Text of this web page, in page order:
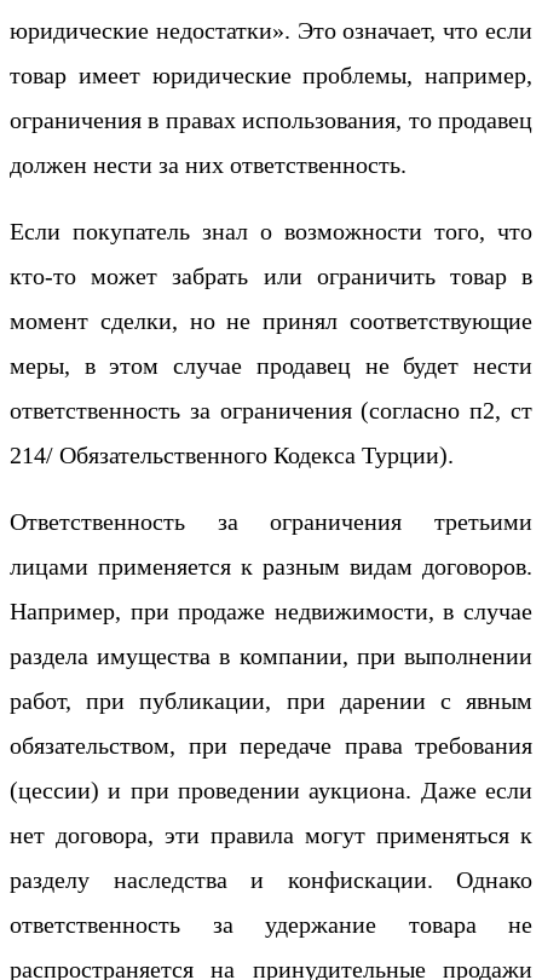
юридические недостатки». Это означает, что если
товар имеет юридические проблемы, например,
ограничения в правах использования, то продавец
должен нести за них ответственность.
Если покупатель знал о возможности того, что
кто-то может забрать или ограничить товар в
момент сделки, но не принял соответствующие
меры, в этом случае продавец не будет нести
ответственность за ограничения (согласно п2, ст
214/ Обязательственного Кодекса Турции).
Ответственность за ограничения третьими
лицами применяется к разным видам договоров.
Например, при продаже недвижимости, в случае
раздела имущества в компании, при выполнении
работ, при публикации, при дарении с явным
обязательством, при передаче права требования
(цессии) и при проведении аукциона. Даже если
нет договора, эти правила могут применяться к
разделу наследства и конфискации. Однако
ответственность за удержание товара не
распространяется на принудительные продажи